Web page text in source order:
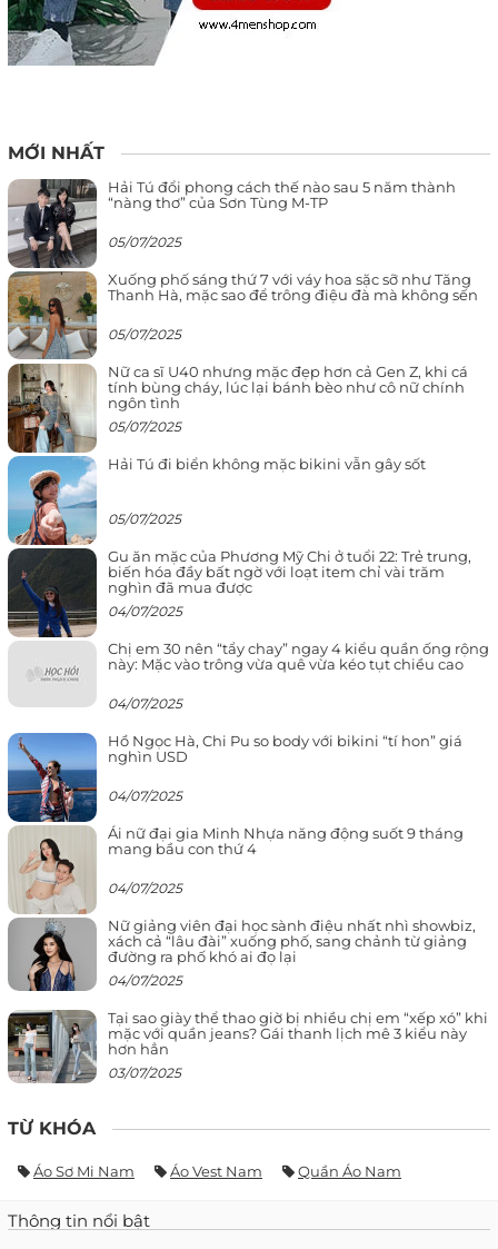
MỚI NHẤT
Hải Tú đổi phong cách thế nào sau 5 năm thành
“nàng thơ” của Sơn Tùng M-TP
05/07/2025
Xuống phố sáng thứ 7 với váy hoa sặc sỡ như Tăng
Thanh Hà, mặc sao để trông điệu đà mà không sến
05/07/2025
Nữ ca sĩ U40 nhưng mặc đẹp hơn cả Gen Z, khi cá
tính bùng cháy, lúc lại bánh bèo như cô nữ chính
ngôn tình
05/07/2025
Hải Tú đi biển không mặc bikini vẫn gây sốt
05/07/2025
Gu ăn mặc của Phương Mỹ Chi ở tuổi 22: Trẻ trung,
biến hóa đầy bất ngờ với loạt item chỉ vài trăm
nghìn đã mua được
04/07/2025
Chị em 30 nên “tẩy chay” ngay 4 kiểu quần ống rộng
này: Mặc vào trông vừa quê vừa kéo tụt chiều cao
04/07/2025
Hồ Ngọc Hà, Chi Pu so body với bikini “tí hon” giá
nghìn USD
04/07/2025
Ái nữ đại gia Minh Nhựa năng động suốt 9 tháng
mang bầu con thứ 4
04/07/2025
Nữ giảng viên đại học sành điệu nhất nhì showbiz,
xách cả “lâu đài” xuống phố, sang chảnh từ giảng
đường ra phố khó ai đọ lại
04/07/2025
Tại sao giày thể thao giờ bị nhiều chị em “xếp xó” khi
mặc với quần jeans? Gái thanh lịch mê 3 kiểu này
hơn hẳn
03/07/2025
TỪ KHÓA
Áo Sơ Mi Nam Áo Vest Nam Quần Áo Nam
Thông tin nổi bật